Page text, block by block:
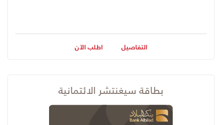
التفاصيل اطلب الآن
بطاقة سيغنتشر الائتمانية